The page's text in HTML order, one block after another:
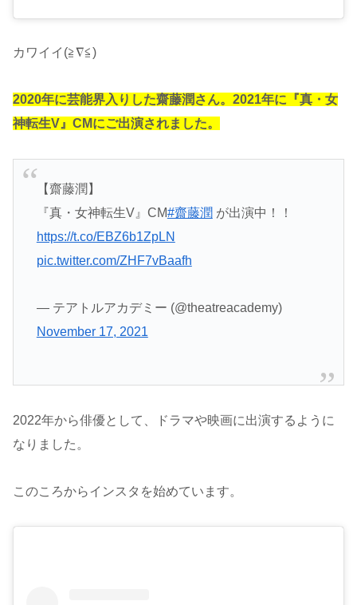
カワイイ(≧∇≦)
2020年に芸能界入りした齋藤潤さん。2021年に『真・女
神転生V』CMにご出演されました。
【齋藤潤】
『真・女神転生V』CM#齋藤潤 が出演中！！
https://t.co/EBZ6b1ZpLN
pic.twitter.com/ZHF7vBaafh
— テアトルアカデミー (@theatreacademy)
November 17, 2021
2022年から俳優として、ドラマや映画に出演するように
なりました。
このころからインスタを始めています。